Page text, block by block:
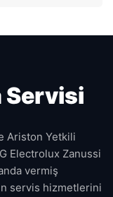
Servisi
Ariston Yetkili
Electrolux Zanussi
vermiş
servis hizmetlerini